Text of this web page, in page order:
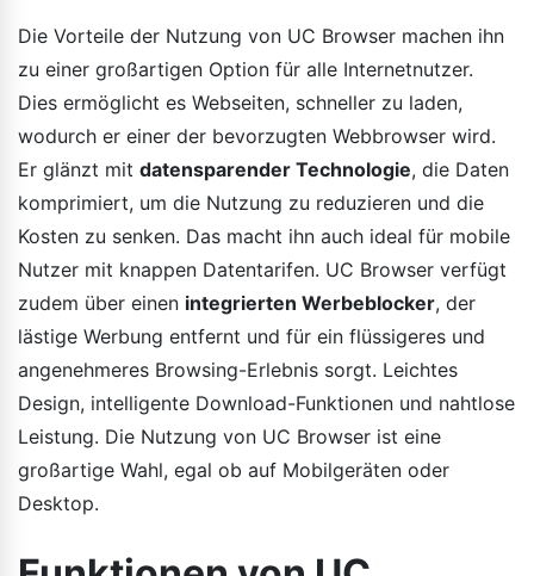
Die Vorteile der Nutzung von UC Browser machen ihn
zu einer großartigen Option für alle Internetnutzer.
Dies ermöglicht es Webseiten, schneller zu laden,
wodurch er einer der bevorzugten Webbrowser wird.
Er glänzt mit datensparender Technologie, die Daten
komprimiert, um die Nutzung zu reduzieren und die
Kosten zu senken. Das macht ihn auch ideal für mobile
Nutzer mit knappen Datentarifen. UC Browser verfügt
zudem über einen integrierten Werbeblocker, der
lästige Werbung entfernt und für ein flüssigeres und
angenehmeres Browsing-Erlebnis sorgt. Leichtes
Design, intelligente Download-Funktionen und nahtlose
Leistung. Die Nutzung von UC Browser ist eine
großartige Wahl, egal ob auf Mobilgeräten oder
Desktop.